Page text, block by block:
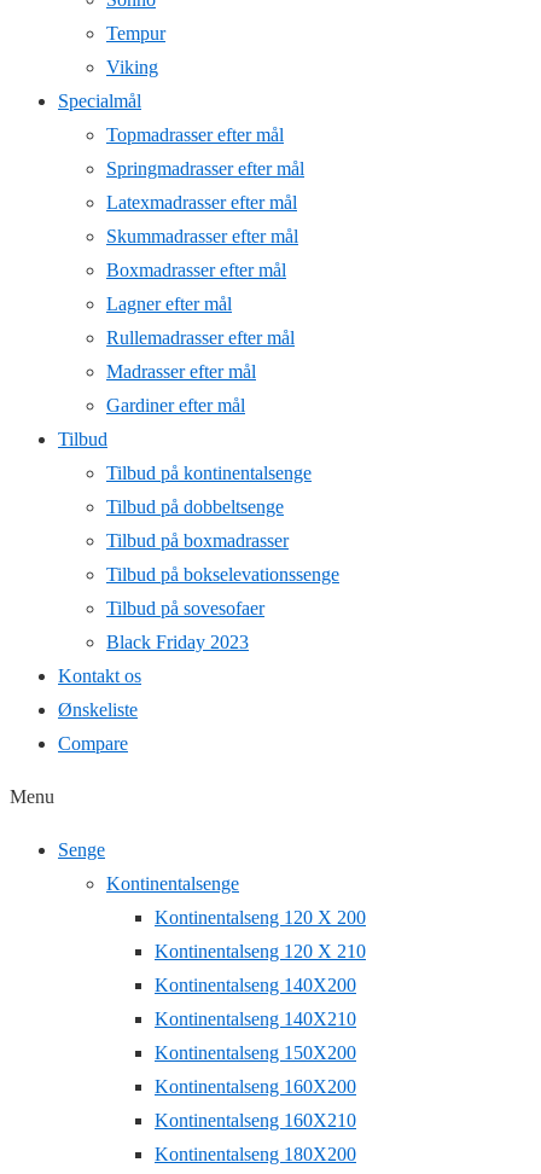
Tempur
Viking
Specialmål
Topmadrasser efter mål
Springmadrasser efter mål
Latexmadrasser efter mål
Skummadrasser efter mål
Boxmadrasser efter mål
Lagner efter mål
Rullemadrasser efter mål
Madrasser efter mål
Gardiner efter mål
Tilbud
Tilbud på kontinentalsenge
Tilbud på dobbeltsenge
Tilbud på boxmadrasser
Tilbud på bokselevationssenge
Tilbud på sovesofaer
Black Friday 2023
Kontakt os
Ønskeliste
Compare
Menu
Senge
Kontinentalsenge
Kontinentalseng 120 X 200
Kontinentalseng 120 X 210
Kontinentalseng 140X200
Kontinentalseng 140X210
Kontinentalseng 150X200
Kontinentalseng 160X200
Kontinentalseng 160X210
Kontinentalseng 180X200